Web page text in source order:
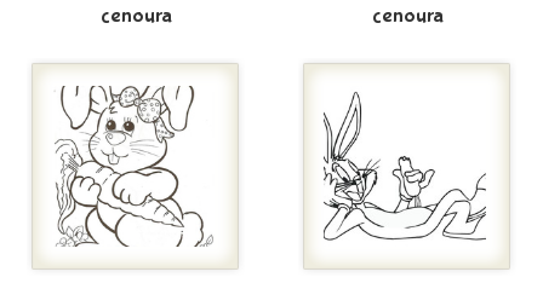
cenoura
cenoura